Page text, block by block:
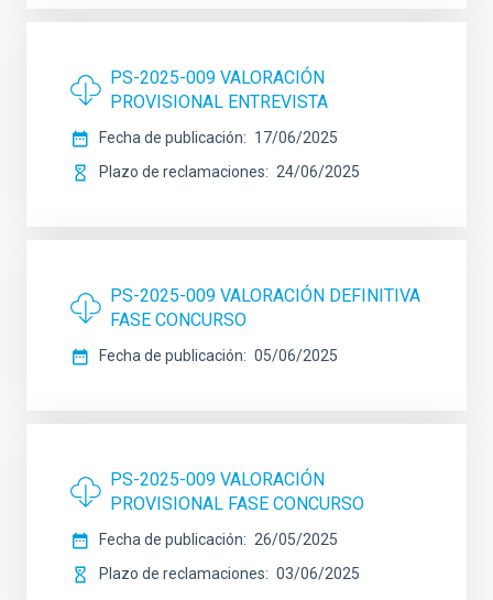
PS-2025-009 VALORACIÓN
PROVISIONAL ENTREVISTA
Fecha de publicación
17/06/2025
Plazo de reclamaciones
24/06/2025
PS-2025-009 VALORACIÓN DEFINITIVA
FASE CONCURSO
Fecha de publicación 05/06/2025
PS-2025-009 VALORACIÓN
PROVISIONAL FASE CONCURSO
Fecha de publicación
26/05/2025
Plazo de reclamaciones
03/06/2025